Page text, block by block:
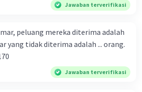
Jawaban terverifikasi
peluang mereka diterima adalah
yang tidak diterima adalah ... orang.
Jawaban terverifikasi